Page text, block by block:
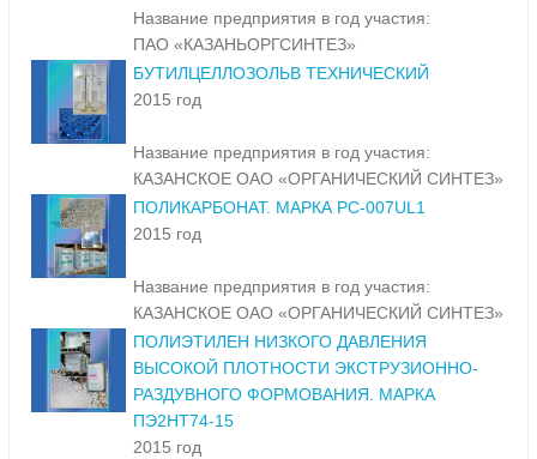
Название предприятия в год участия:
ПАО «КАЗАНЬОРГСИНТЕЗ»
БУТИЛЦЕЛЛОЗОЛЬВ ТЕХНИЧЕСКИЙ
2015 год
Название предприятия в год участия:
КАЗАНСКОЕ ОАО «ОРГАНИЧЕСКИЙ СИНТЕЗ»
ПОЛИКАРБОНАТ. МАРКА PC-007UL1
2015 год
Название предприятия в год участия:
КАЗАНСКОЕ ОАО «ОРГАНИЧЕСКИЙ СИНТЕЗ»
ПОЛИЭТИЛЕН НИЗКОГО ДАВЛЕНИЯ
ВЫСОКОЙ ПЛОТНОСТИ ЭКСТРУЗИОННО-
РАЗДУВНОГО ФОРМОВАНИЯ. МАРКА
ПЭ2НТ74-15
2015 год